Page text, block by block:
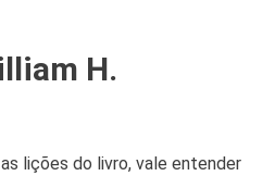
H.
lições do livro, vale entender